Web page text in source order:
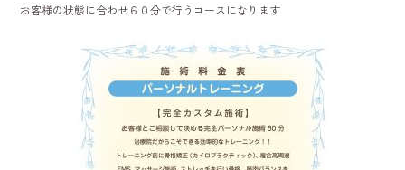
お客様の状態に合わせ６０分で行うコースになります